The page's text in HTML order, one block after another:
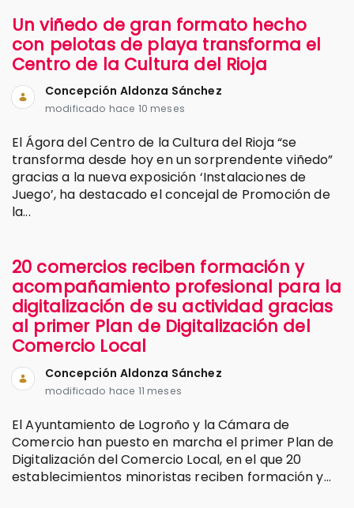
Un viñedo de gran formato hecho
con pelotas de playa transforma el
Centro de la Cultura del Rioja
Concepción Aldonza Sánchez
modificado hace 10 meses
El Ágora del Centro de la Cultura del Rioja “se
transforma desde hoy en un sorprendente viñedo”
gracias a la nueva exposición ‘Instalaciones de
Juego’, ha destacado el concejal de Promoción de
la...
20 comercios reciben formación y
acompañamiento profesional para la
digitalización de su actividad gracias
al primer Plan de Digitalización del
Comercio Local
Concepción Aldonza Sánchez
modificado hace 11 meses
El Ayuntamiento de Logroño y la Cámara de
Comercio han puesto en marcha el primer Plan de
Digitalización del Comercio Local, en el que 20
establecimientos minoristas reciben formación y...